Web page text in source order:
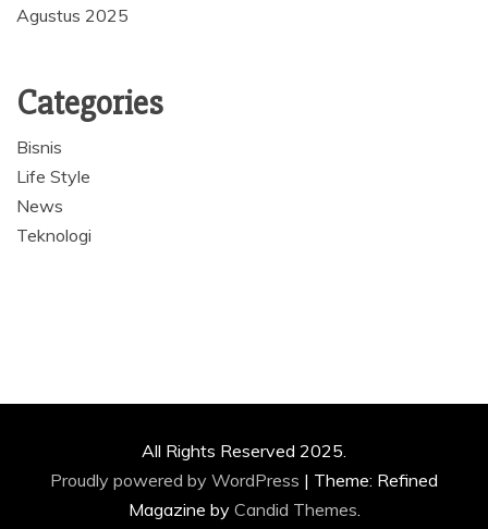
Agustus 2025
Categories
Bisnis
Life Style
News
Teknologi
All Rights Reserved 2025.
Proudly powered by WordPress | Theme: Refined
Magazine by Candid Themes.